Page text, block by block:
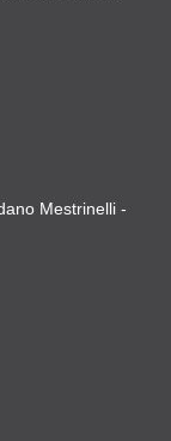
Mestrinelli -